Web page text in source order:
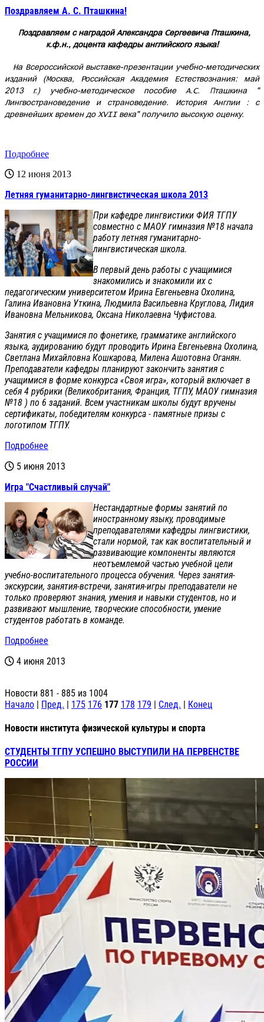
Поздравляем А. С. Пташкина!
Поздравляем с наградой Александра Сергеевича Пташкина,
к.ф.н., доцента кафедры английского языка!
На Всероссийской выставке-презентации учебно-методических
изданий (Москва, Российская Академия Естествознания: май
2013 г.) учебно-методическое пособие А.С. Пташкина "
Лингвострановедение и страноведение. История Англии : с
древнейших времен до XVII века" получило высокую оценку.
Подробнее
12 июня 2013
Летняя гуманитарно-лингвистическая школа 2013
При кафедре лингвистики ФИЯ ТГПУ
совместно с МАОУ гимназия №18 начала
работу летняя гуманитарно-
лингвистическая школа.
В первый день работы с учащимися
знакомились и знакомили их с
педагогическим университетом Ирина Евгеньевна Охолина,
Галина Ивановна Уткина, Людмила Васильевна Круглова, Лидия
Ивановна Мельникова, Оксана Николаевна Чуфистова.
Занятия с учащимися по фонетике, грамматике английского
языка, аудированию будут проводить Ирина Евгеньевна Охолина,
Светлана Михайловна Кошкарова, Милена Ашотовна Оганян.
Преподаватели кафедры планируют закончить занятия с
учащимися в форме конкурса «Своя игра», который включает в
себя 4 рубрики (Великобритания, Франция, ТГПУ, МАОУ гимназия
№18 ) по 6 заданий. Всем участникам школы будут вручены
сертификаты, победителям конкурса - памятные призы с
логотипом ТГПУ.
Подробнее
5 июня 2013
Игра "Счастливый случай"
Нестандартные формы занятий по
иностранному языку, проводимые
преподавателями кафедры лингвистики,
стали нормой, так как воспитательный и
развивающие компоненты являются
неотъемлемой частью учебной цели
учебно-воспитательного процесса обучения. Через занятия-
экскурсии, занятия-встречи, занятия-игры преподаватели не
только проверяют знания, умения и навыки студентов, но и
развивают мышление, творческие способности, умение
студентов работать в команде.
Подробнее
4 июня 2013
Новости 881 - 885 из 1004
Начало | Пред. | 175 176 177 178 179 | След. | Конец
Новости института физической культуры и спорта
СТУДЕНТЫ ТГПУ УСПЕШНО ВЫСТУПИЛИ НА ПЕРВЕНСТВЕ
РОССИИ